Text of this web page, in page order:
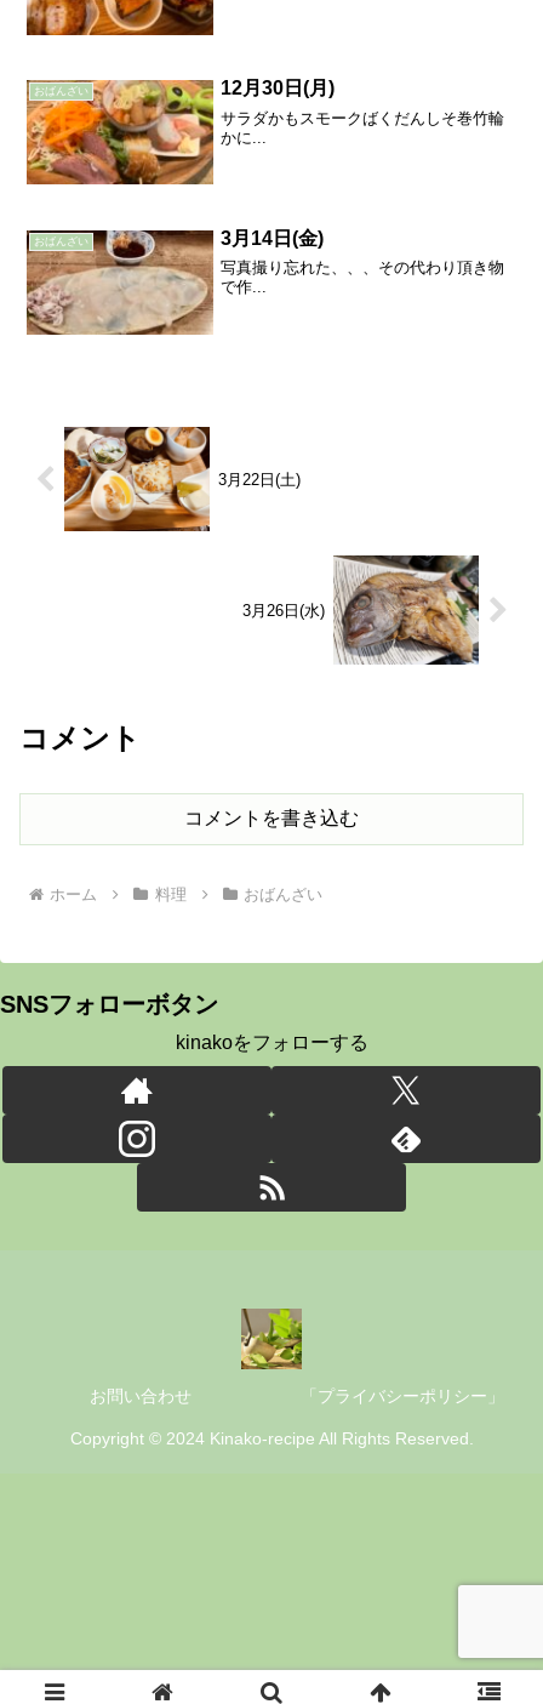
おばんざい 12月30日(月)
サラダかもスモークばくだんしそ巻竹輪
かに...
おばんざい 3月14日(金)
写真撮り忘れた、、、その代わり頂き物
で作...
3月22日(土)
3月26日(水)
コメント
コメントを書き込む
ホーム 料理 おばんざい
SNSフォローボタン
kinakoをフォローする
お問い合わせ 「プライバシーポリシー」
Copyright © 2024 Kinako-recipe All Rights Reserved.